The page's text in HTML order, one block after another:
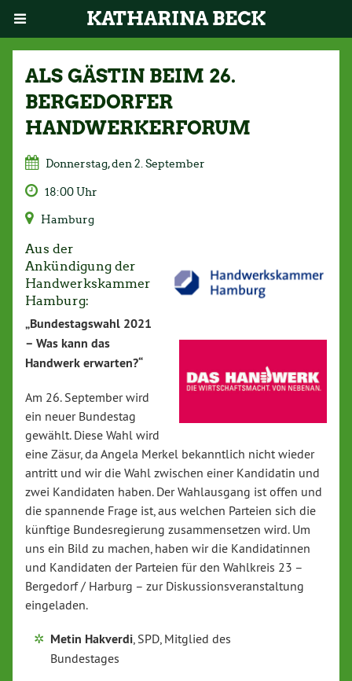
KATHARINA BECK
ALS GÄSTIN BEIM 26.
BERGEDORFER
HANDWERKERFORUM
Donnerstag, den 2. September
18:00 Uhr
Hamburg
Aus der
Ankündigung der
Handwerkskammer
Hamburg:
„Bundestagswahl 2021
– Was kann das
Handwerk erwarten?“
Am 26. September wird
ein neuer Bundestag
gewählt. Diese Wahl wird
eine Zäsur, da Angela Merkel bekanntlich nicht wieder
antritt und wir die Wahl zwischen einer Kandidatin und
zwei Kandidaten haben. Der Wahlausgang ist offen und
die spannende Frage ist, aus welchen Parteien sich die
künftige Bundesregierung zusammensetzen wird. Um
uns ein Bild zu machen, haben wir die Kandidatinnen
und Kandidaten der Parteien für den Wahlkreis 23 –
Bergedorf / Harburg – zur Diskussionsveranstaltung
eingeladen.
Metin Hakverdi, SPD, Mitglied des
Bundestages